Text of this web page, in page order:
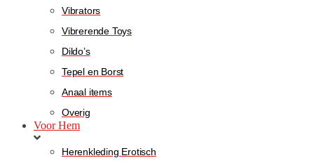
Vibrators
Vibrerende Toys
Dildo’s
Tepel en Borst
Anaal items
Overig
Voor Hem
Herenkleding Erotisch